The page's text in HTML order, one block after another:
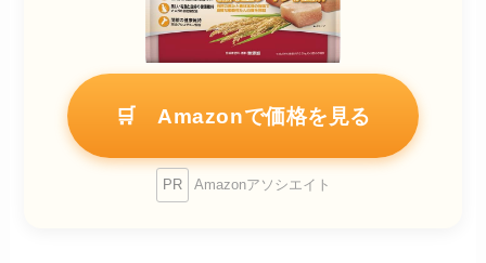
🛒 Amazonで価格を見る
PR Amazonアソシエイト